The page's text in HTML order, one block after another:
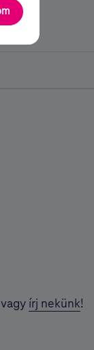
vagy írj nekünk!